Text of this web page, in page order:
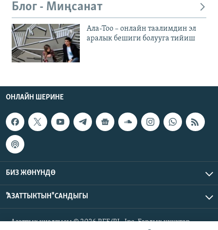
Блог - Миңсанат
Ала-Тоо – онлайн таалимдин эл
аралык бешиги болууга тийиш
ОНЛАЙН ШЕРИНЕ
БИЗ ЖӨНҮНДӨ
"АЗАТТЫКТЫН" САНДЫГЫ
Азаттык үналгысы © 2026 RFE/RL, Inc. Бардык укуктар